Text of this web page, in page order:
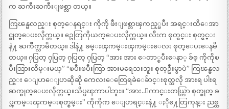
က ႀကီးႀကီးျဖစ္လာ တယ္။
ကြၽန္မလည္း စုတ္ေနရင္း ကိုကို ဖီးျဖစ္တာၾကည့္ၿပီး အရင္းထိေအာ
င္စုတ္ေပးလိုက္တယ္။ ဥေတြကိုယက္ေပးလိုက္တယ္။ လီးက စုတ္ရင္း စုတ္ရင္း
နဲ႔ ႀကိဳက္လာမိတယ္။ ဒါနဲ႔ ခမ္းၾကမ္းၾကမ္းေလး စုတ္ေပးေနမိ
တယ္။ ႁပြတ္ ႁပြတ္ ႁပြတ္ ႁပြတ္ “အား အား ေတာ္ၿပီးေနာ္ ခ်စ္ ကိုကိုၿ
ပီးသြားလိမ္းမယ္” “ၿပီးၿပီးကြာ အားမရေသးဘူး စုတ္ဦးမွာပဲ” ကြၽန္မလ
ည္း ေျပာေျပာဆိုဆို ကေလးေတြေရခဲေခ်ာင္းစုတ္သလို အားရ ပါးရ
ဆက္စုတ္ေပးလိုက္တယ္။သိပ္မၾကာပါဘူး။ “အား..ေကာင္းတယ္ကြာ စုတ္စုတ္ ခ
ပ္ၾကမ္းၾကမ္းစုတ္စမ္း” ကိုကိုက ေျပာရင္းနဲ႔ ႏို႔ေတြကုန္း ညစ္တ